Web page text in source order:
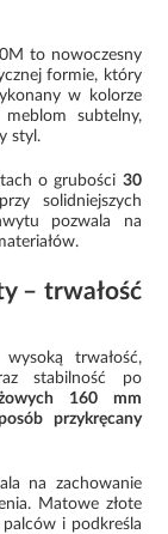
to nowoczesny
formie, który
w kolorze
subtelny,
styl.
o grubości 30
solidniejszych
pozwala na
– trwałość
trwałość,
stabilność po
160 mm
przykręcany
na zachowanie
Matowe złote
i podkreśla